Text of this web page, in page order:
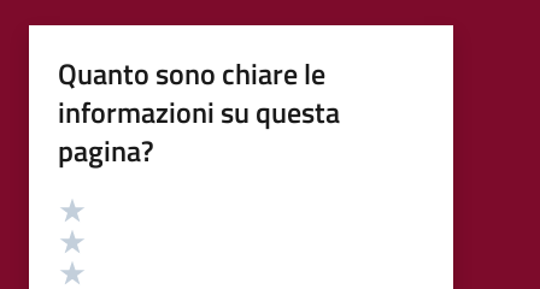
Quanto sono chiare le
informazioni su questa
pagina?
Valutazione